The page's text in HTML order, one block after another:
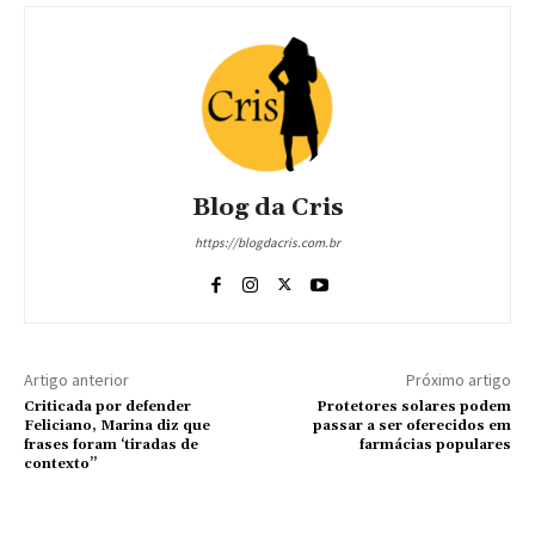
Blog da Cris
https://blogdacris.com.br
Artigo anterior
Criticada por defender
Feliciano, Marina diz que
frases foram ‘tiradas de
contexto”
Próximo artigo
Protetores solares podem
passar a ser oferecidos em
farmácias populares